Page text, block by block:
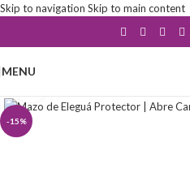
Skip to navigation Skip to main content
MENU
-15%